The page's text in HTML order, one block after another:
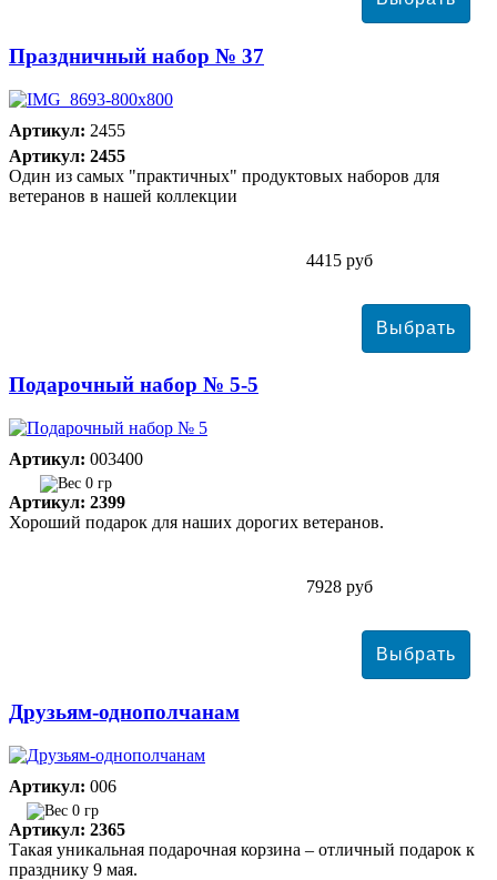
Праздничный набор № 37
Артикул: 2455
Артикул: 2455
Один из самых "практичных" продуктовых наборов для
ветеранов в нашей коллекции
4415 руб
Подарочный набор № 5-5
Артикул: 003400
0 гр
Артикул: 2399
Хороший подарок для наших дорогих ветеранов.
7928 руб
Друзьям-однополчанам
Артикул: 006
0 гр
Артикул: 2365
Такая уникальная подарочная корзина – отличный подарок к
празднику 9 мая.